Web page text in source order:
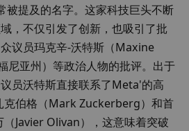
被提及的名字。这家科技巨头不断
，不仅引发了创新，也吸引了批
议员玛克辛-沃特斯（Maxine
尼亚州）等政治人物的批评。出于
员沃特斯直接联系了Meta'的高
克伯格（Mark Zuckerberg）和首
Javier Olivan），这意味着突破